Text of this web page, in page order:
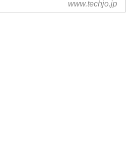
ご紹介する『激ムズ!妖怪コロリ
ン』は、サイコロのような可愛い
www.techjo.jp